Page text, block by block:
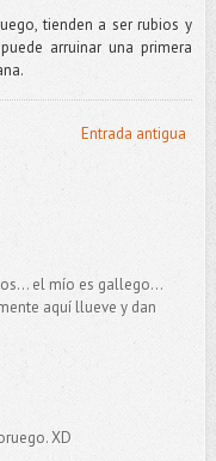
tienden a ser rubios y
arruinar una primera
Entrada antigua
el mío es gallego...
aquí llueve y dan
XD